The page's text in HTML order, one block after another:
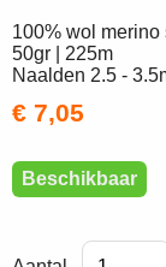
100% wol merino
50gr | 225m
Naalden 2.5 -
€ 7,05
Beschikbaar